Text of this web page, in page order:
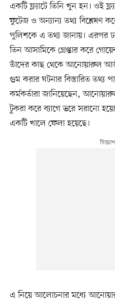
একটি ফ্ল্যাটে তিনি খুন হন। ওই
ফুটেজ ও অন্যান্য তথ্য বিশ্লেষণ
পুলিশকে এ তথ্য জানায়। এরপর
তিন আসামিকে গ্রেপ্তার করে
তাঁদের কাছ থেকে আনোয়ারুল
গুম করার ঘটনার বিস্তারিত তথ্য
কর্মকর্তারা জানিয়েছেন,
টুকরা করে ব্যাগে ভরে সরানো
একটি খালে ফেলা হয়েছে।
এ নিয়ে আলোচনার মধ্যে